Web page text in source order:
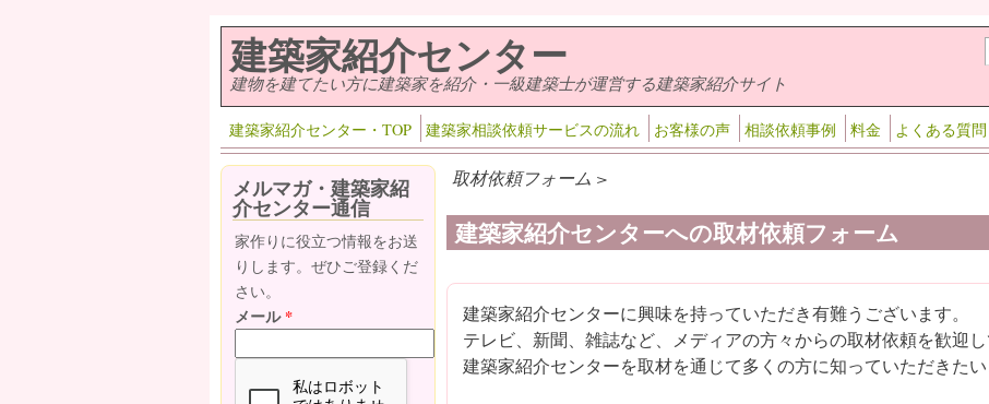
建築家紹介センター
建物を建てたい方に建築家を紹介・一級建築士が運営する建築家紹介サイト
建築家紹介センター・TOP 建築家相談依頼サービスの流れ お客様の声 相談依頼事例 料金 よくある質問
取材依頼フォーム >
建築家紹介センターへの取材依頼フォーム
建築家紹介センターに興味を持っていただき有難うございます。
テレビ、新聞、雑誌など、メディアの方々からの取材依頼を歓迎し
建築家紹介センターを取材を通じて多くの方に知っていただきたい
メルマガ・建築家紹
介センター通信
家作りに役立つ情報をお送
りします。ぜひご登録くだ
さい。
メール*